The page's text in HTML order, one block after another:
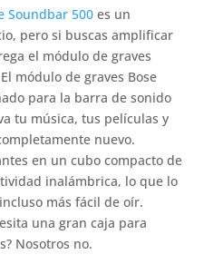
Soundbar 500es un
pero si buscas amplificar
el módulo de graves
módulo de graves Bose
para la barra de sonido
tu música, tus películas y
nuevo.
en un cubo compacto de
inalámbrica, lo que lo
más fácil de oír.
una gran caja para
Nosotros no.